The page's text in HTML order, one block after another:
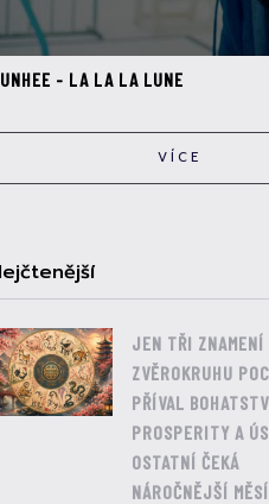
- LA LA LA LUNE
VÍCE
JEN TŘI ZNAMENÍ
ZVĚROKRUHU
PŘÍVAL
PROSPERITY A
OSTATNÍ ČEKÁ
NÁROČNĚJŠÍ